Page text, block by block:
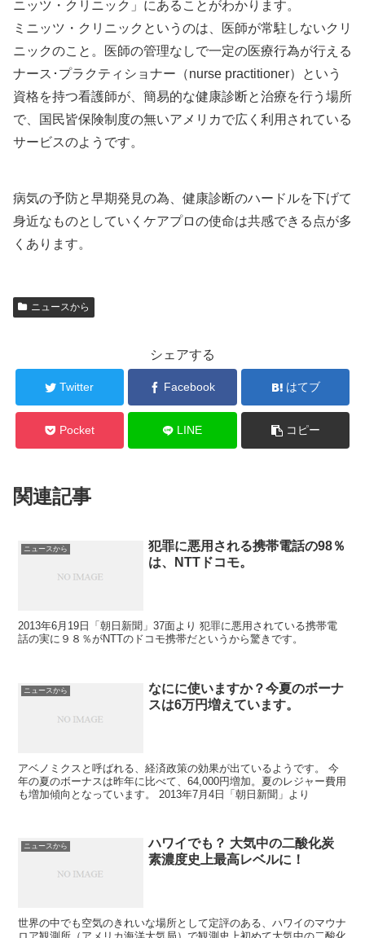
ニッツ・クリニック」にあることがわかります。
ミニッツ・クリニックというのは、医師が常駐しないクリ
ニックのこと。医師の管理なしで一定の医療行為が行える
ナース･プラクティショナー（nurse practitioner）という
資格を持つ看護師が、簡易的な健康診断と治療を行う場所
で、国民皆保険制度の無いアメリカで広く利用されている
サービスのようです。
病気の予防と早期発見の為、健康診断のハードルを下げて
身近なものとしていくケアプロの使命は共感できる点が多
くあります。
ニュースから
シェアする
Twitter Facebook はてブ
Pocket LINE コピー
関連記事
ニュースから
犯罪に悪用される携帯電話の98％
は、NTTドコモ。
2013年6月19日「朝日新聞」37面より 犯罪に悪用されている携帯電
話の実に９８％がNTTのドコモ携帯だというから驚きです。
ニュースから
なにに使いますか？今夏のボーナ
スは6万円増えています。
アベノミクスと呼ばれる、経済政策の効果が出ているようです。 今
年の夏のボーナスは昨年に比べて、64,000円増加。夏のレジャー費用
も増加傾向となっています。 2013年7月4日「朝日新聞」より
ニュースから
ハワイでも？ 大気中の二酸化炭
素濃度史上最高レベルに！
世界の中でも空気のきれいな場所として定評のある、ハワイのマウナ